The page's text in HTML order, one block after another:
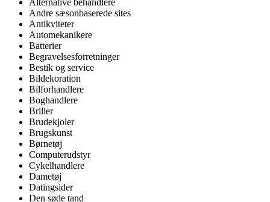
Alternative behandlere
Andre sæsonbaserede sites
Antikviteter
Automekanikere
Batterier
Begravelsesforretninger
Bestik og service
Bildekoration
Bilforhandlere
Boghandlere
Briller
Brudekjoler
Brugskunst
Børnetøj
Computerudstyr
Cykelhandlere
Dametøj
Datingsider
Den søde tand